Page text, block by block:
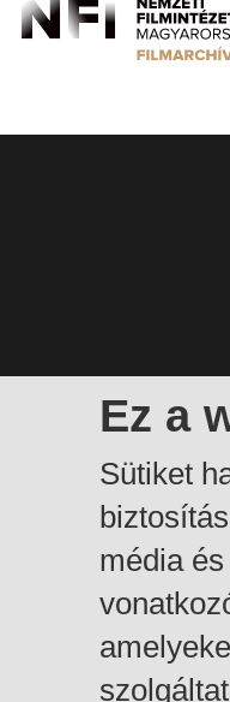
Ez a
Sütiket
média